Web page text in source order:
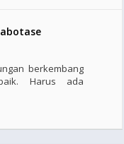
berkembang
Harus ada